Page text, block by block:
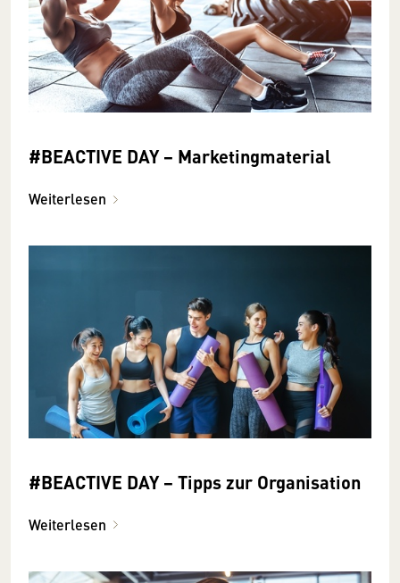
#BEACTIVE DAY − Marketingmaterial
Weiterlesen
#BEACTIVE DAY − Tipps zur Organisation
Weiterlesen